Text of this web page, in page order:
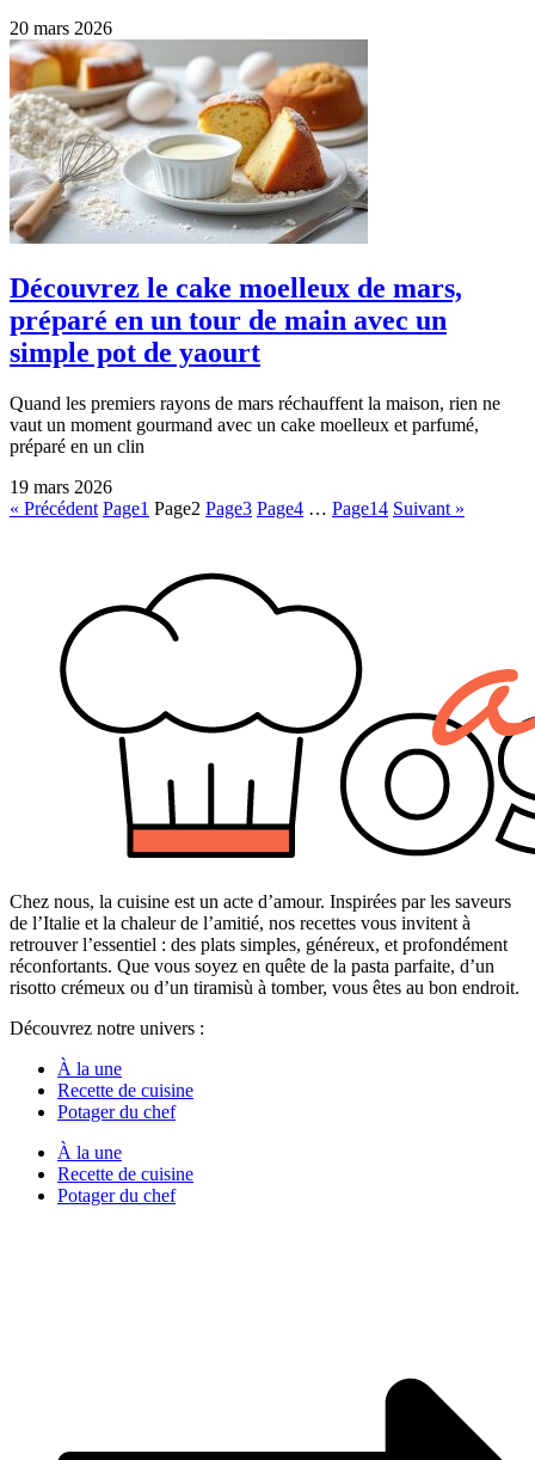
20 mars 2026
Découvrez le cake moelleux de mars,
préparé en un tour de main avec un
simple pot de yaourt
Quand les premiers rayons de mars réchauffent la maison, rien ne
vaut un moment gourmand avec un cake moelleux et parfumé,
préparé en un clin
19 mars 2026
« Précédent Page1 Page2 Page3 Page4 … Page14 Suivant »
Chez nous, la cuisine est un acte d’amour. Inspirées par les saveurs
de l’Italie et la chaleur de l’amitié, nos recettes vous invitent à
retrouver l’essentiel : des plats simples, généreux, et profondément
réconfortants. Que vous soyez en quête de la pasta parfaite, d’un
risotto crémeux ou d’un tiramisù à tomber, vous êtes au bon endroit.
Découvrez notre univers :
À la une
Recette de cuisine
Potager du chef
À la une
Recette de cuisine
Potager du chef